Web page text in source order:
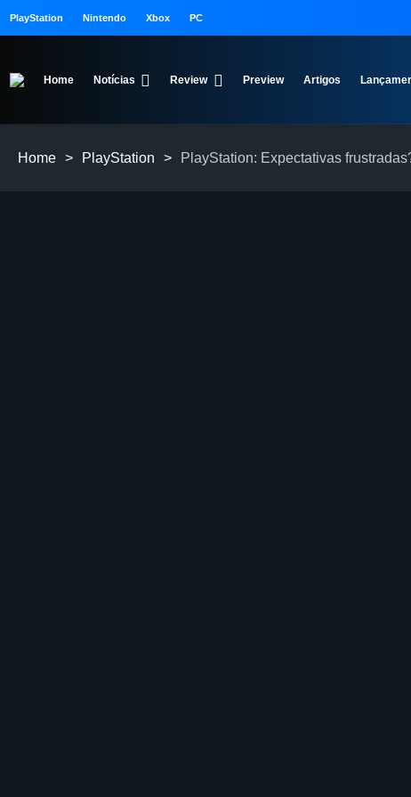
PlayStation Nintendo Xbox PC
Home Notícias Review Preview Artigos
Home > PlayStation > PlayStation: Expectativas